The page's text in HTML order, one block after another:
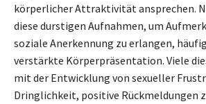
körperlicher Attraktivität ansprechen.
diese durstigen Aufnahmen, um
soziale Anerkennung zu erlangen,
verstärkte Körperpräsentation. Viele
mit der Entwicklung von sexueller
Dringlichkeit, positive Rückmeldungen